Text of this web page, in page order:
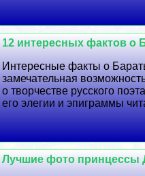
12 интересных фактов о
Интересные факты о
замечательная
о творчестве русского
его элегии и эпиграммы
Лучшие фото принцессы